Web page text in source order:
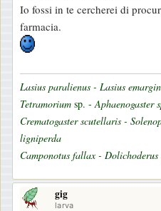
Io fossi in te cercherei di
farmacia.
Lasius paralienus - Lasius
Tetramorium sp. - Aphaenogaster
Crematogaster scutellaris -
ligniperda
Camponotus fallax -
gig
larva